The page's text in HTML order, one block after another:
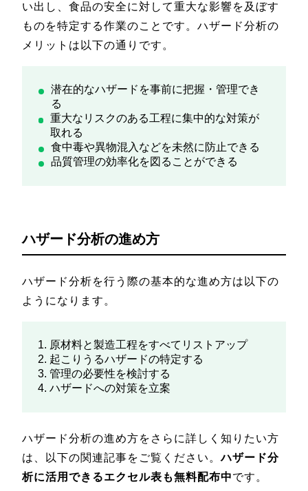
い出し、食品の安全に対して重大な影響を及ぼす
ものを特定する作業のことです。ハザード分析の
メリットは以下の通りです。
潜在的なハザードを事前に把握・管理でき
る
重大なリスクのある工程に集中的な対策が
取れる
食中毒や異物混入などを未然に防止できる
品質管理の効率化を図ることができる
ハザード分析の進め方
ハザード分析を行う際の基本的な進め方は以下の
ようになります。
原材料と製造工程をすべてリストアップ
起こりうるハザードの特定する
管理の必要性を検討する
ハザードへの対策を立案
ハザード分析の進め方をさらに詳しく知りたい方
は、以下の関連記事をご覧ください。ハザード分
析に活用できるエクセル表も無料配布中です。